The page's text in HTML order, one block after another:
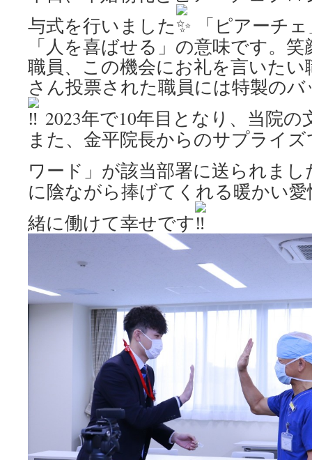
与式を行いました
「ピアーチ
「人を喜ばせる」の意味です。
職員、この機会にお礼を言いた
さん投票された職員には特製の
2023年で10年目となり、当院
また、金平院長からのサプライ
ワード」が該当部署に送られまし
に陰ながら捧げてくれる暖かい
緒に働けて幸せです